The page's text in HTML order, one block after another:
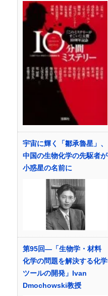
宇宙に輝く「鄒承魯星」、
中国の生物化学の先駆者が
小惑星の名前に
第95回―「生物学・材料
化学の問題を解決する化学
ツールの開発」Ivan
Dmochowski教授